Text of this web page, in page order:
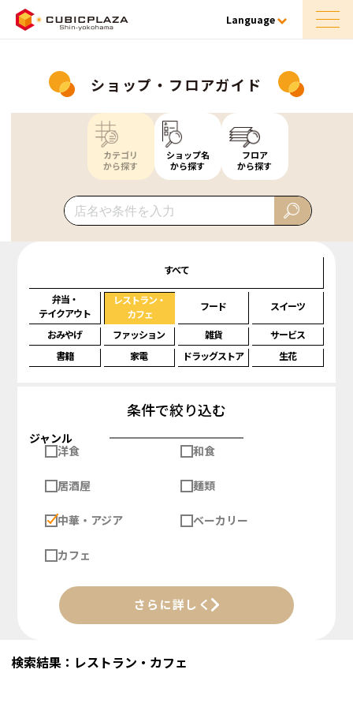
Language
ショップ・フロアガイド
カテゴリ
から探す
ショップ名
から探す
フロア
から探す
すべて
弁当・
テイクアウト
レストラン・
カフェ
フード スイーツ
おみやげ ファッション 雑貨
サービス
書籍
家電 ドラッグストア 生花
条件で絞り込む
ジャンル
洋食
和食
居酒屋 麺類
中華・アジア ベーカリー
カフェ
さらに詳しく
検索結果：レストラン・カフェ